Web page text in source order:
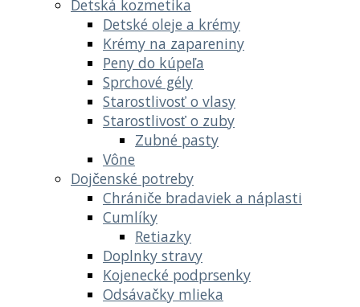
Detská kozmetika
Detské oleje a krémy
Krémy na zapareniny
Peny do kúpeľa
Sprchové gély
Starostlivosť o vlasy
Starostlivosť o zuby
Zubné pasty
Vône
Dojčenské potreby
Chrániče bradaviek a náplasti
Cumlíky
Retiazky
Doplnky stravy
Kojenecké podprsenky
Odsávačky mlieka